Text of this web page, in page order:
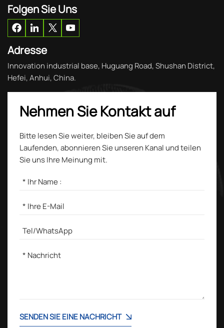
Folgen Sie Uns
Adresse
Innovation industrial base, Huguang Road, Shushan District,
Hefei, Anhui, China.
Nehmen Sie Kontakt auf
Bitte lesen Sie weiter, bleiben Sie auf dem
Laufenden, abonnieren Sie unseren Kanal und teilen
Sie uns Ihre Meinung mit.
SENDEN SIE EINE NACHRICHT